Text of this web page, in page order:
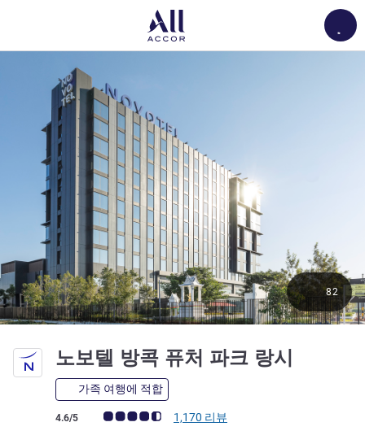
노보텔 방콕 퓨처 파크 랑시
가족 여행에 적합
고객 평점 (ALL 평가)
4.6/5 1,170 리뷰
82